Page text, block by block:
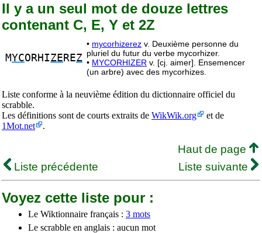
Il y a un seul mot de douze lettres
contenant C, E, Y et 2Z
MYCORHIZE REZ
• mycorhizerez v. Deuxième personne du
pluriel du futur du verbe mycorhizer.
• MYCORHIZER v. [cj. aimer]. Ensemencer
(un arbre) avec des mycorhizes.
Liste conforme à la neuvième édition du dictionnaire officiel du
scrabble.
Les définitions sont de courts extraits de WikWik.org
et de
1Mot.net
.
Haut de page
Liste précédente
Liste suivante
Voyez cette liste pour :
Le Wiktionnaire français : 3 mots
Le scrabble en anglais : aucun mot